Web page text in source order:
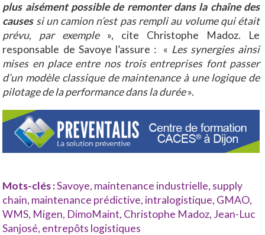
plus aisément possible de remonter dans la chaîne des
causessi un camion n’est pas rempli au volume qui était
prévu, par exemple », cite Christophe Madoz. Le
responsable de Savoye l’assure : « Les synergies ainsi
mises en place entre nos trois entreprises font passer
d’un modèle classique de maintenance à une logique de
pilotage de la performance dans la durée».
Mots-clés :Savoye, maintenance industrielle, supply
chain, maintenance prédictive, intralogistique, GMAO,
WMS, Migen, DimoMaint, Christophe Madoz, Jean-Luc
Sanjosé, entrepôts logistiques